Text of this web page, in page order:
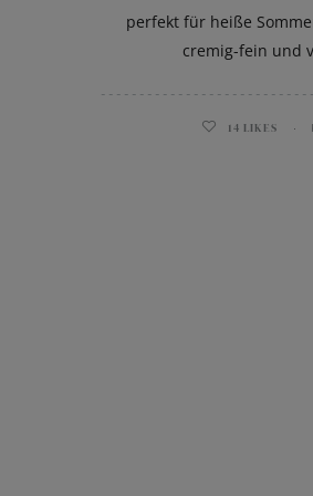
perfekt für heiße
cremig-fein und
14 LIKES